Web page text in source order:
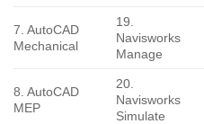
7. AutoCAD
Mechanical
19.
Navisworks
Manage
8. AutoCAD
MEP
20.
Navisworks
Simulate